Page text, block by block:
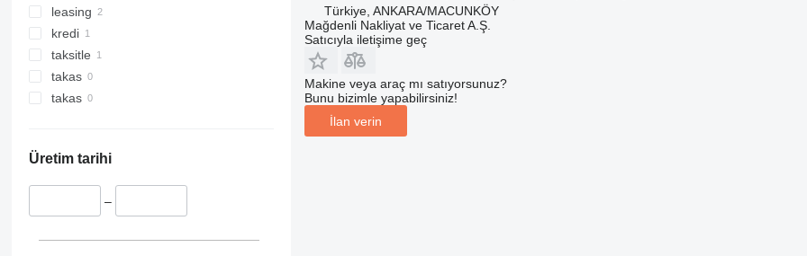
leasing
kredi
taksitle
takas
takas
Üretim tarihi
–
Türkiye, ANKARA/MACUNKÖY
Mağdenli Nakliyat ve Ticaret A.Ş.
Satıcıyla iletişime geç
Makine veya araç mı satıyorsunuz?
Bunu bizimle yapabilirsiniz!
İlan verin